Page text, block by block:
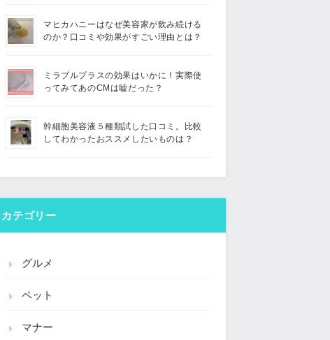
マヒカハニーはなぜ美容家が飲み続ける
のか？口コミや効果がすごい理由とは？
ミラブルプラスの効果はいかに！実際使
ってみてあのCMは嘘だった？
幹細胞美容液５種類試した口コミ。比較
してわかったおススメしたいものは？
カテゴリー
グルメ
ペット
マナー